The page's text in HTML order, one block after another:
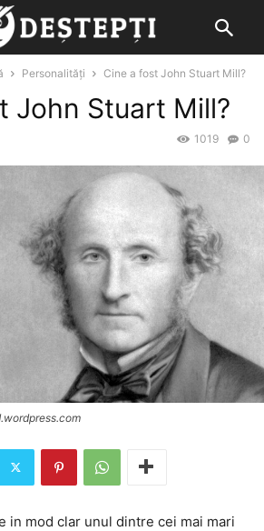
Personalități Cine a fost John Stuart Mill?
John Stuart Mill?
0
1019
in mod clar unul dintre cei mai mari